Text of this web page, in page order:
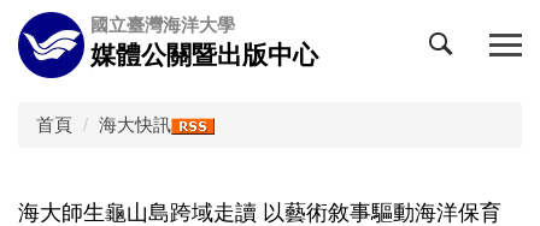
跳
到
主
國立臺灣海洋大學
媒體公關暨出版中心
首頁 海大快訊
海大師生龜山島跨域走讀 以藝術敘事驅動海洋保育